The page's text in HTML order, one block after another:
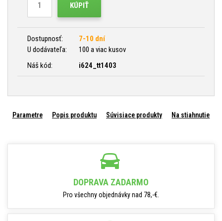
KÚPIŤ
Dostupnosť:
7-10 dní
U dodávateľa:
100 a viac kusov
Náš kód:
i624_tt1403
Parametre Popis produktu Súvisiace produkty Na stiahnutie
DOPRAVA ZADARMO
Pro všechny objednávky nad 78,-€.